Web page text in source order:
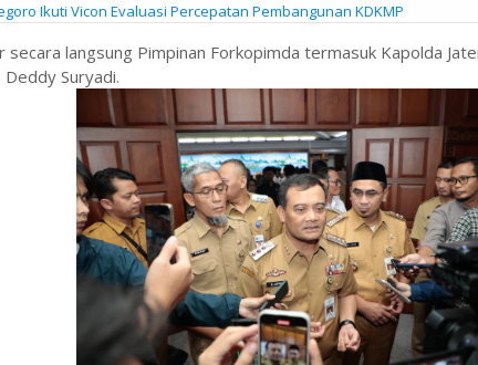
Ikuti Vicon Evaluasi Percepatan Pembangunan KDKMP
langsung Pimpinan Forkopimda termasuk Kapolda
Suryadi.